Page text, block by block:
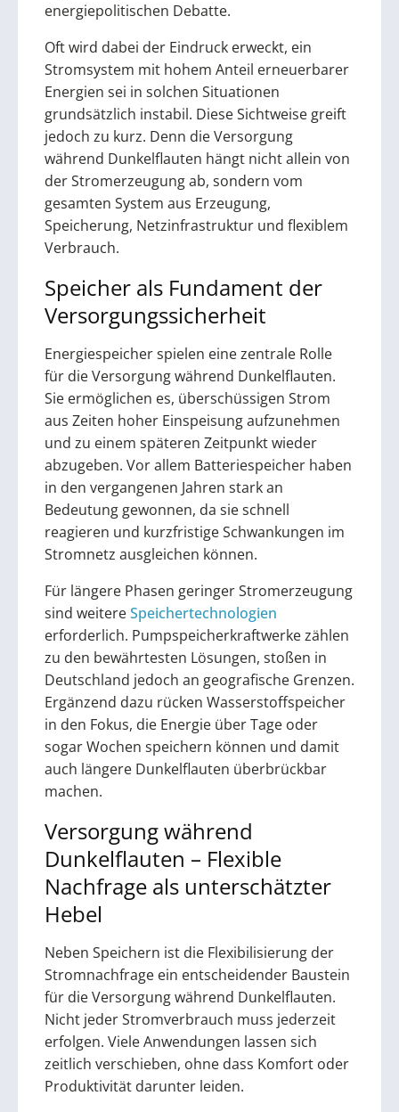
energiepolitischen Debatte.
Oft wird dabei der Eindruck erweckt, ein
Stromsystem mit hohem Anteil erneuerbarer
Energien sei in solchen Situationen
grundsätzlich instabil. Diese Sichtweise greift
jedoch zu kurz. Denn die Versorgung
während Dunkelflauten hängt nicht allein von
der Stromerzeugung ab, sondern vom
gesamten System aus Erzeugung,
Speicherung, Netzinfrastruktur und flexiblem
Verbrauch.
Speicher als Fundament der
Versorgungssicherheit
Energiespeicher spielen eine zentrale Rolle
für die Versorgung während Dunkelflauten.
Sie ermöglichen es, überschüssigen Strom
aus Zeiten hoher Einspeisung aufzunehmen
und zu einem späteren Zeitpunkt wieder
abzugeben. Vor allem Batteriespeicher haben
in den vergangenen Jahren stark an
Bedeutung gewonnen, da sie schnell
reagieren und kurzfristige Schwankungen im
Stromnetz ausgleichen können.
Für längere Phasen geringer Stromerzeugung
sind weitereSpeichertechnologien
erforderlich. Pumpspeicherkraftwerke zählen
zu den bewährtesten Lösungen, stoßen in
Deutschland jedoch an geografische Grenzen.
Ergänzend dazu rücken Wasserstoffspeicher
in den Fokus, die Energie über Tage oder
sogar Wochen speichern können und damit
auch längere Dunkelflauten überbrückbar
machen.
Versorgung während
Dunkelflauten – Flexible
Nachfrage als unterschätzter
Hebel
Neben Speichern ist die Flexibilisierung der
Stromnachfrage ein entscheidender Baustein
für die Versorgung während Dunkelflauten.
Nicht jeder Stromverbrauch muss jederzeit
erfolgen. Viele Anwendungen lassen sich
zeitlich verschieben, ohne dass Komfort oder
Produktivität darunter leiden.